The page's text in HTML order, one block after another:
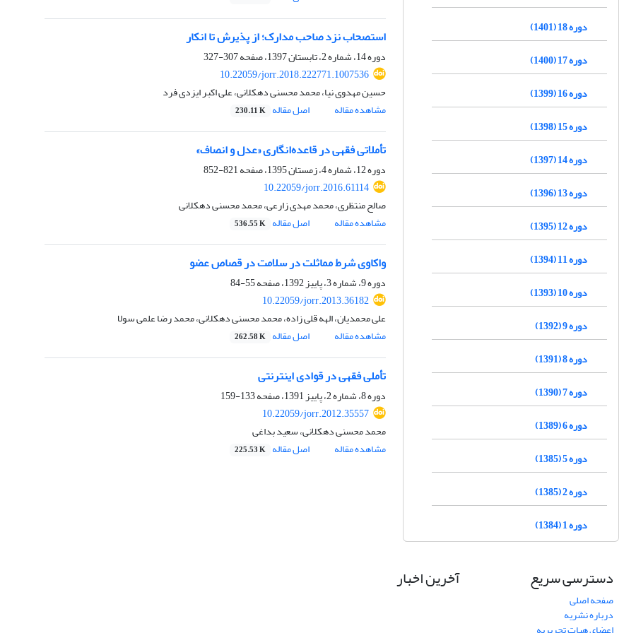
استصحاب نزد صاحب مدارک؛ از پذیرش تا انکار
دوره 14، شماره 2، تابستان 1397، صفحه
307-327
10.22059/jorr.2018.222771.1007536
حسین مهدوی نیا، محمد محسنی دهکلانی، علی اکبر ایزدی فرد
مشاهده مقاله
اصل مقاله 230.11 K
تأملاتی فقهی در قاعده‌انگاری «عدل و انصاف»
دوره 12، شماره 4، زمستان 1395، صفحه
821-852
10.22059/jorr.2016.61114
صالح منتظری، محمد مهدی زارعی، محمد محسنی دهکلانی
مشاهده مقاله
اصل مقاله 536.55 K
واکاوی شرط مماثلت در سلامت در قصاص عضو
دوره 9، شماره 3، پاییز 1392، صفحه
55-84
10.22059/jorr.2013.36182
علی محمدیان، الهه قلی زاده، محمد محسنی دهکلانی، محمد رضا علمی سولا
مشاهده مقاله
اصل مقاله 262.58 K
تأملی فقهی در قوادی اینترنتی
دوره 8، شماره 2، پاییز 1391، صفحه
133-159
10.22059/jorr.2012.35557
محمد محسنی دهکلانی، سعید بداغی
مشاهده مقاله
اصل مقاله 225.53 K
دوره 18 (1401)
دوره 17 (1400)
دوره 16 (1399)
دوره 15 (1398)
دوره 14 (1397)
دوره 13 (1396)
دوره 12 (1395)
دوره 11 (1394)
دوره 10 (1393)
دوره 9 (1392)
دوره 8 (1391)
دوره 7 (1390)
دوره 6 (1389)
دوره 5 (1385)
دوره 2 (1385)
دوره 1 (1384)
دسترسی سریع
صفحه اصلی
درباره نشریه
آخرین اخبار